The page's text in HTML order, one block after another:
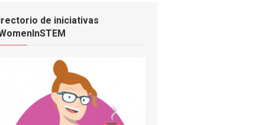
de iniciativas